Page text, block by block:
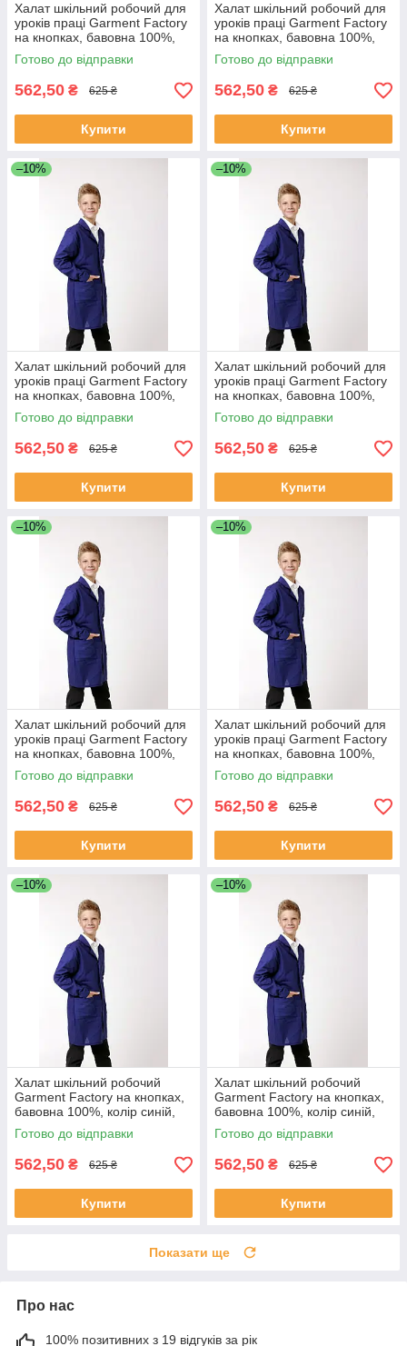
Халат шкільний робочий для
уроків праці Garment Factory
на кнопках, бавовна 100%,
колір синій, 36 розмір | Халат
на працю
Готово до відправки
562,50 ₴ 625 ₴
Купити
Халат шкільний робочий для
уроків праці Garment Factory
на кнопках, бавовна 100%,
колір синій, 38 розмір | Халат
на працю
Готово до відправки
562,50 ₴ 625 ₴
Купити
–10%
Халат шкільний робочий для
уроків праці Garment Factory
на кнопках, бавовна 100%,
колір синій, 40 розмір | Халат
на працю
Готово до відправки
562,50 ₴ 625 ₴
Купити
–10%
Халат шкільний робочий для
уроків праці Garment Factory
на кнопках, бавовна 100%,
колір синій, 42 розмір | Халат
на працю
Готово до відправки
562,50 ₴ 625 ₴
Купити
–10%
Халат шкільний робочий для
уроків праці Garment Factory
на кнопках, бавовна 100%,
колір синій, 44 розмір | Халат
на працю
Готово до відправки
562,50 ₴ 625 ₴
Купити
–10%
Халат шкільний робочий для
уроків праці Garment Factory
на кнопках, бавовна 100%,
колір синій, 46 розмір | Халат
на працю
Готово до відправки
562,50 ₴ 625 ₴
Купити
–10%
Халат шкільний робочий
Garment Factory на кнопках,
бавовна 100%, колір синій,
40 розмір | Халат для труда
Готово до відправки
562,50 ₴ 625 ₴
Купити
–10%
Халат шкільний робочий
Garment Factory на кнопках,
бавовна 100%, колір синій,
38 розмір | Халат для труда
Готово до відправки
562,50 ₴ 625 ₴
Купити
Показати ще
Про нас
100% позитивних з 19 відгуків за рік